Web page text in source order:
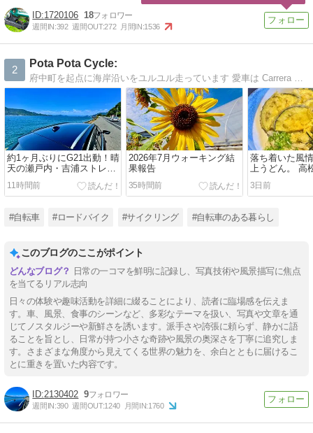
1720106 18
週間IN:392 週間OUT:272 月間IN:1536
2
Pota Pota Cycle:
府中町を起点に海岸沿いをユルユル走っています 愛車は Carrera Nitro 2012 white/red いつの間にかウォーキングブログへと・・・
約1ヶ月ぶりにG21出動！晴
天の瀬戸内・吉浦ストレー
トでリフレッシュドライブ
11時間前
2026年7月ウォーキング結
果報告
35時間前
落ち着いた風
上うどん。 高
本店」の魅力
3日前
#自転車 #ロードバイク #サイクリング #自転車のある暮らし
このブログのここがポイント
日常の一コマを鮮明に記録し、写真技術や風景描写に焦点
を当てるリアル志向
日々の体験や趣味活動を詳細に綴ることにより、読者に臨場感を伝えま
す。車、風景、食事のシーンなど、多彩なテーマを扱い、写真や文章を通
じてノスタルジーや新鮮さを誘います。派手さや誇張に頼らず、静かに語
ることを旨とし、日常が持つ小さな奇跡や風景の奥深さを丁寧に追究しま
す。さまざまな角度から見えてくる世界の魅力を、余白とともに届けるこ
とに重きを置いた内容です。
2130402 9
週間IN:390 週間OUT:1240 月間IN:1760